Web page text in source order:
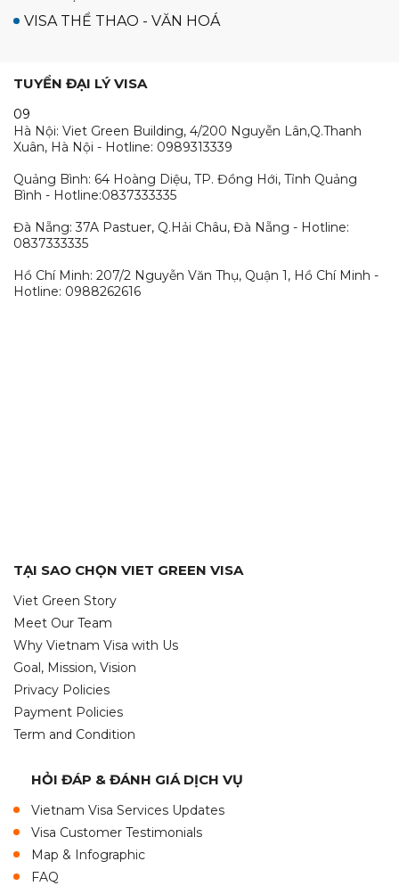
VISA THỂ THAO - VĂN HOÁ
TUYỂN ĐẠI LÝ VISA
09
Hà Nội: Viet Green Building, 4/200 Nguyễn Lân,Q.Thanh
Xuân, Hà Nội - Hotline: 0989313339
Quảng Bình: 64 Hoàng Diệu, TP. Đồng Hới, Tỉnh Quảng
Bình - Hotline:0837333335
Đà Nẵng: 37A Pastuer, Q.Hải Châu, Đà Nẵng - Hotline:
0837333335
Hồ Chí Minh: 207/2 Nguyễn Văn Thụ, Quận 1, Hồ Chí Minh -
Hotline: 0988262616
TẠI SAO CHỌN VIET GREEN VISA
Viet Green Story
Meet Our Team
Why Vietnam Visa with Us
Goal, Mission, Vision
Privacy Policies
Payment Policies
Term and Condition
HỎI ĐÁP & ĐÁNH GIÁ DỊCH VỤ
Vietnam Visa Services Updates
Visa Customer Testimonials
Map & Infographic
FAQ